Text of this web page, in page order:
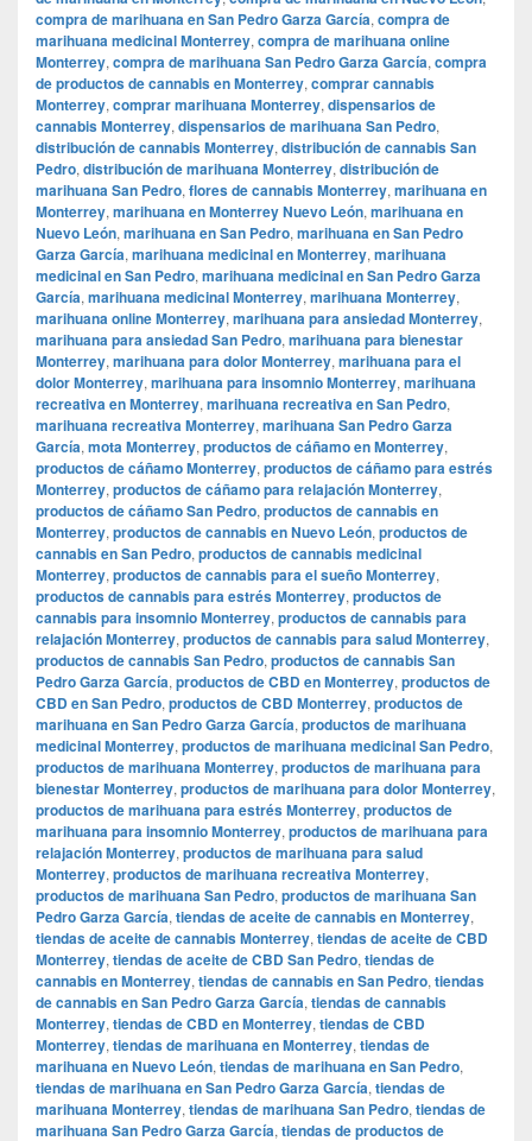
compra de marihuana en San Pedro Garza García, compra de
marihuana medicinal Monterrey, compra de marihuana online
Monterrey, compra de marihuana San Pedro Garza García, compra
de productos de cannabis en Monterrey, comprar cannabis
Monterrey, comprar marihuana Monterrey, dispensarios de
cannabis Monterrey, dispensarios de marihuana San Pedro,
distribución de cannabis Monterrey, distribución de cannabis San
Pedro, distribución de marihuana Monterrey, distribución de
marihuana San Pedro, flores de cannabis Monterrey, marihuana en
Monterrey, marihuana en Monterrey Nuevo León, marihuana en
Nuevo León, marihuana en San Pedro, marihuana en San Pedro
Garza García, marihuana medicinal en Monterrey, marihuana
medicinal en San Pedro, marihuana medicinal en San Pedro Garza
García, marihuana medicinal Monterrey, marihuana Monterrey,
marihuana online Monterrey, marihuana para ansiedad Monterrey,
marihuana para ansiedad San Pedro, marihuana para bienestar
Monterrey, marihuana para dolor Monterrey, marihuana para el
dolor Monterrey, marihuana para insomnio Monterrey, marihuana
recreativa en Monterrey, marihuana recreativa en San Pedro,
marihuana recreativa Monterrey, marihuana San Pedro Garza
García, mota Monterrey, productos de cáñamo en Monterrey,
productos de cáñamo Monterrey, productos de cáñamo para estrés
Monterrey, productos de cáñamo para relajación Monterrey,
productos de cáñamo San Pedro, productos de cannabis en
Monterrey, productos de cannabis en Nuevo León, productos de
cannabis en San Pedro, productos de cannabis medicinal
Monterrey, productos de cannabis para el sueño Monterrey,
productos de cannabis para estrés Monterrey, productos de
cannabis para insomnio Monterrey, productos de cannabis para
relajación Monterrey, productos de cannabis para salud Monterrey,
productos de cannabis San Pedro, productos de cannabis San
Pedro Garza García, productos de CBD en Monterrey, productos de
CBD en San Pedro, productos de CBD Monterrey, productos de
marihuana en San Pedro Garza García, productos de marihuana
medicinal Monterrey, productos de marihuana medicinal San Pedro,
productos de marihuana Monterrey, productos de marihuana para
bienestar Monterrey, productos de marihuana para dolor Monterrey,
productos de marihuana para estrés Monterrey, productos de
marihuana para insomnio Monterrey, productos de marihuana para
relajación Monterrey, productos de marihuana para salud
Monterrey, productos de marihuana recreativa Monterrey,
productos de marihuana San Pedro, productos de marihuana San
Pedro Garza García, tiendas de aceite de cannabis en Monterrey,
tiendas de aceite de cannabis Monterrey, tiendas de aceite de CBD
Monterrey, tiendas de aceite de CBD San Pedro, tiendas de
cannabis en Monterrey, tiendas de cannabis en San Pedro, tiendas
de cannabis en San Pedro Garza García, tiendas de cannabis
Monterrey, tiendas de CBD en Monterrey, tiendas de CBD
Monterrey, tiendas de marihuana en Monterrey, tiendas de
marihuana en Nuevo León, tiendas de marihuana en San Pedro,
tiendas de marihuana en San Pedro Garza García, tiendas de
marihuana Monterrey, tiendas de marihuana San Pedro, tiendas de
marihuana San Pedro Garza García, tiendas de productos de